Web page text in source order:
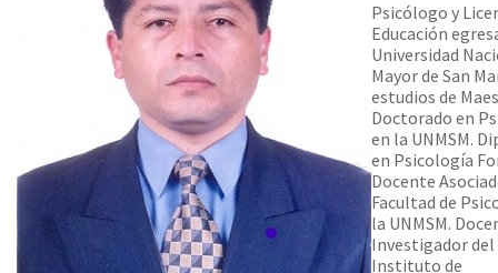
Psicólogo y
Educación
Universidad
Mayor de San
estudios de
Doctorado en
en la UNMSM.
en Psicología
Docente
Facultad de
la UNMSM.
Investigador del
Instituto de